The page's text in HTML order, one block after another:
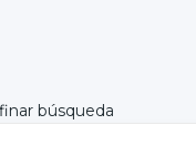
búsqueda